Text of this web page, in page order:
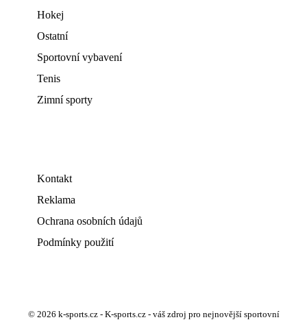
Hokej
Ostatní
Sportovní vybavení
Tenis
Zimní sporty
Kontakt
Reklama
Ochrana osobních údajů
Podmínky použití
© 2026 k-sports.cz - K-sports.cz - váš zdroj pro nejnovější sportovní